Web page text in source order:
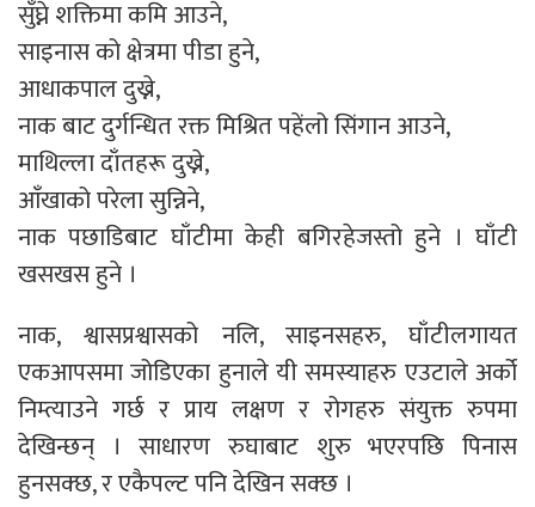
सुँघ्ने शक्तिमा कमि आउने,
साइनास को क्षेत्रमा पीडा हुने,
आधाकपाल दुख्ने,
नाक बाट दुर्गन्धित रक्त मिश्रित पहेंलो सिंगान आउने,
माथिल्ला दाँतहरू दुख्ने,
आँखाको परेला सुन्निने,
नाक पछाडिबाट घाँटीमा केही बगिरहेजस्तो हुने । घाँटी
खसखस हुने ।
नाक, श्वासप्रश्वासको नलि, साइनसहरु, घाँटीलगायत
एकआपसमा जोडिएका हुनाले यी समस्याहरु एउटाले अर्को
निम्त्याउने गर्छ र प्राय लक्षण र रोगहरु संयुक्त रुपमा
देखिन्छन् । साधारण रुघाबाट शुरु भएरपछि पिनास
हुनसक्छ, र एकैपल्ट पनि देखिन सक्छ ।